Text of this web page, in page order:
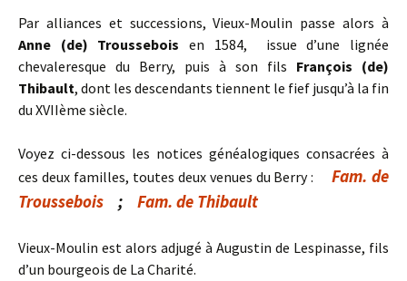
Par alliances et successions, Vieux-Moulin passe alors à
Anne (de) Troussebois en 1584, issue d’une lignée
chevaleresque du Berry, puis à son fils François (de)
Thibault, dont les descendants tiennent le fief jusqu’à la fin
du XVIIème siècle.
Voyez ci-dessous les notices généalogiques consacrées à
ces deux familles, toutes deux venues du Berry :
Fam. de
Troussebois ; Fam. de Thibault
Vieux-Moulin est alors adjugé à Augustin de Lespinasse, fils
d’un bourgeois de La Charité.